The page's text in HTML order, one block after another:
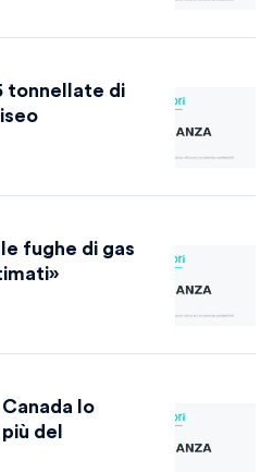
tonnellate di
fughe di gas
lo
del